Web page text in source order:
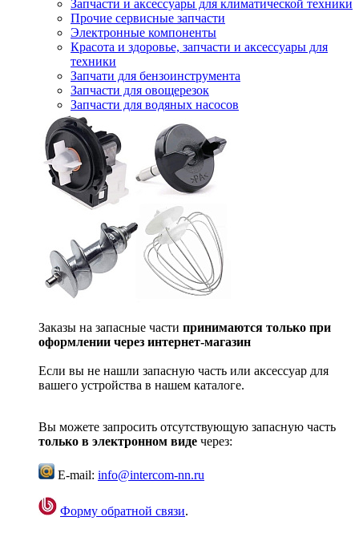
Запчасти и аксессуары для климатической техники
Прочие сервисные запчасти
Электронные компоненты
Красота и здоровье, запчасти и аксессуары для
техники
Запчати для бензоинструмента
Запчасти для овощерезок
Запчасти для водяных насосов
Заказы на запасные части принимаются только при
оформлении через интернет-магазин
Если вы не нашли запасную часть или аксессуар для
вашего устройства в нашем каталоге.
Вы можете запросить отсутствующую запасную часть
только в электронном виде через:
E-mail: info@intercom-nn.ru
Форму обратной связи.